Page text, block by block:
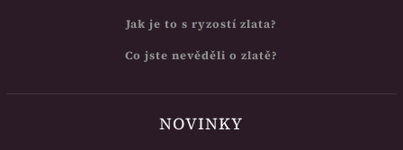
Jak je to s ryzostí zlata?
Co jste nevěděli o zlatě?
NOVINKY